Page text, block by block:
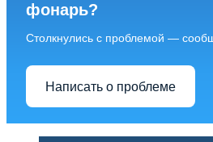
фонарь?
Столкнулись с проблемой —
Написать о проблеме